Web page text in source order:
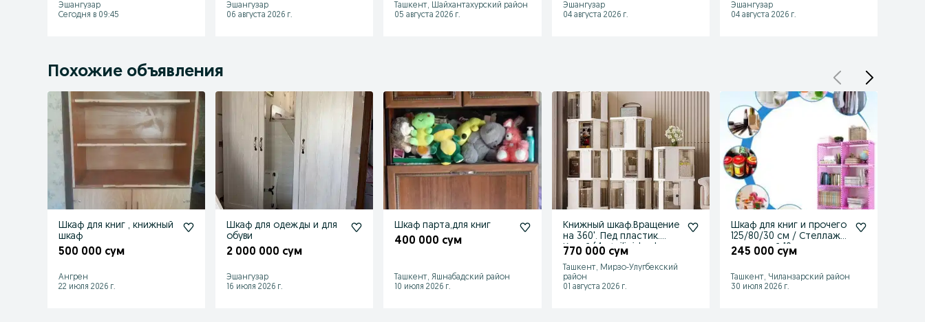
Эшангузар
Сегодня в 09:45
Эшангузар
06 августа 2026 г.
Ташкент, Шайхантахурский район
05 августа 2026 г.
Эшангузар
04 августа 2026 г.
Эшангузар
04 августа 2026 г.
Похожие объявления
Шкаф для книг , книжный
шкаф
500 000 сум
Ангрен
22 июля 2026 г.
Шкаф для одежды и для
обуви
2 000 000 сум
Эшангузар
16 июля 2026 г.
Шкаф парта,для книг
400 000 сум
Ташкент, Яшнабадский район
10 июля 2026 г.
Книжный шкаф.Вращение
на 360'. Пед пластик.
Китай (4 etajligidan bor
770 000 сум
Ташкент, Мирзо-Улугбекский
район
01 августа 2026 г.
Шкаф для книг и прочего
125/80/30 см / Стеллаж
сдвоенный 10 полок
245 000 сум
Ташкент, Чиланзарский район
30 июля 2026 г.